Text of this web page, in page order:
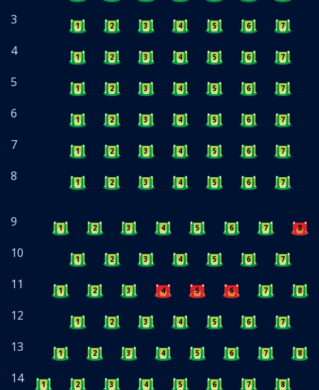
3 1 2 3 4 5 6 7
4 1 2 3 4 5 6 7
5 1 2 3 4 5 6 7
6 1 2 3 4 5 6 7
7 1 2 3 4 5 6 7
8 1 2 3 4 5 6 7
9 1 2 3 4 5 6 7 8
10 1 2 3 4 5 6 7
11 1 2 3 4 5 6 7 8
12 1 2 3 4 5 6 7
13 1 2 3 4 5 6 7 8
14 1 2 3 4 5 6 7 8